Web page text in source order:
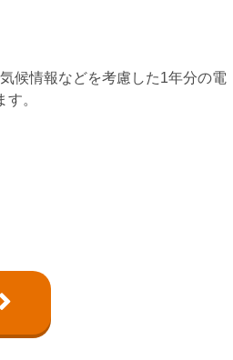
候情報などを考慮した1年分の電
。